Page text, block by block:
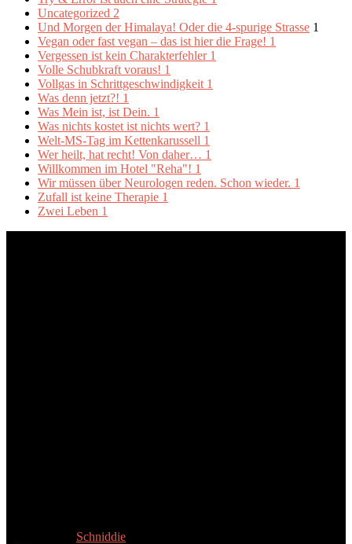
Uncategorized 2
Und Morgen der Himalaya! Oder die 4-spurige Strasse 1
Vegan oder fast vegan – das ist hier die Frage! 1
Vergessen ist kein Charakterfehler 1
Volle Schubkraft voraus! 1
Vollgas in Schrittgeschwindigkeit 1
Was denn jetzt?! 1
Was Mein ist, ist Dein. 1
Was nichts kostet ist nichts wert? 1
Welt-MS-Tag im Kettenkarussell 1
Wer heilt, hat recht! Von daher… 1
Willkommen im Hotel "Reha"! 1
Wir müssen über Neurologen reden. Schon wieder. 1
Zufall ist keine Therapie 1
Zwei Leben 1
Schniddie